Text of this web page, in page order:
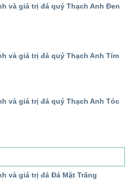
và giá trị đá quý Thạch Anh Đen
và giá trị đá quý Thạch Anh Tím
và giá trị đá quý Thạch Anh Tóc
và giá trị đá Đá Mặt Trăng